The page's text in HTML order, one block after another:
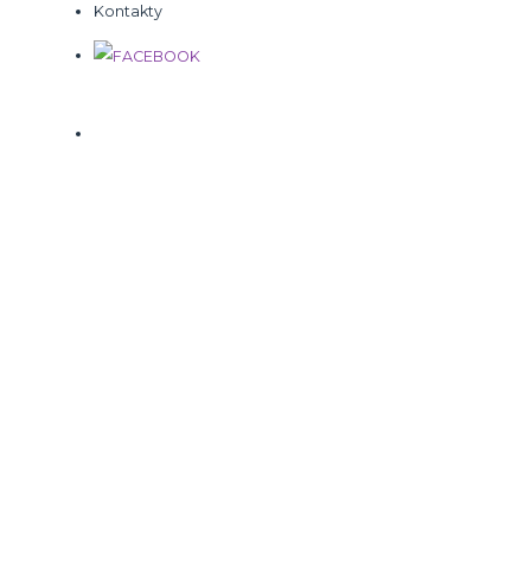
Kontakty